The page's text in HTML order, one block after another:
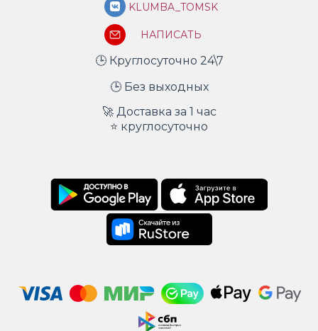
KLUMBA_TOMSK
НАПИСАТЬ
🕒 Круглосуточно 24\7
🕒 Без выходных
🚀 Доставка за 1 час
⭐ круглосуточно